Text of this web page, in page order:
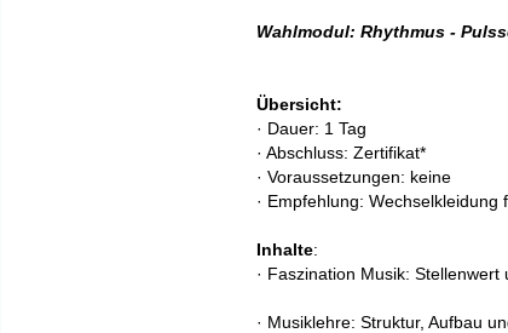
Wahlmodul: Rhythmus -
Übersicht:
· Dauer: 1 Tag
· Abschluss: Zertifikat*
· Voraussetzungen: keine
· Empfehlung:
Inhalte:
· Faszination Musik:
· Musiklehre: Struktur, Aufbau